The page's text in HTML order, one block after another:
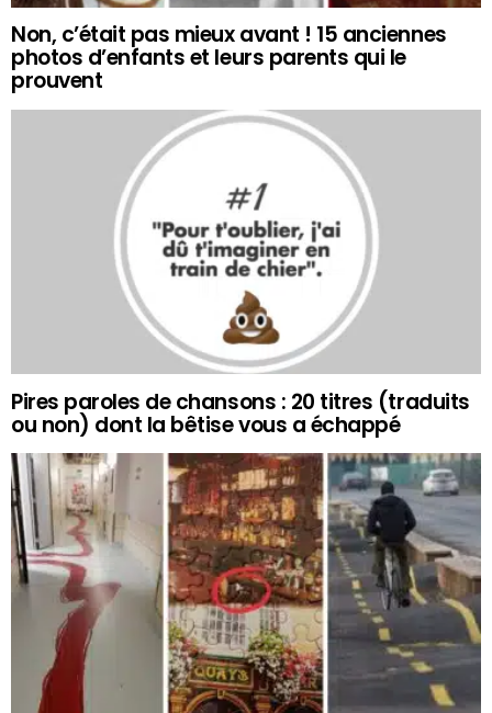
Non, c’était pas mieux avant ! 15 anciennes
photos d’enfants et leurs parents qui le
prouvent
Pires paroles de chansons : 20 titres (traduits
ou non) dont la bêtise vous a échappé